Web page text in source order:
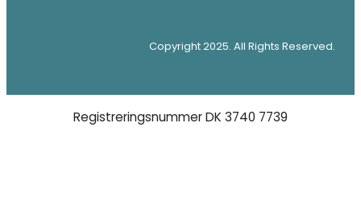
Copyright 2025. All Rights Reserved.
Registreringsnummer DK 3740 7739